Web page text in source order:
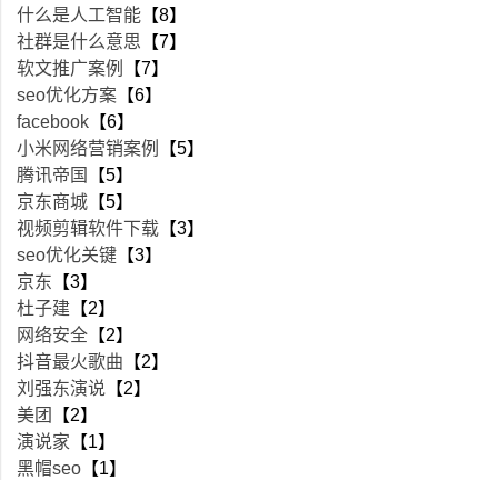
什么是人工智能 【8】
社群是什么意思 【7】
软文推广案例
【7】
seo优化方案 【6】
facebook 【6】
小米网络营销案例
【5】
腾讯帝国
【5】
京东商城 【5】
视频剪辑软件下载 【3】
seo优化关键 【3】
京东 【3】
杜子建 【2】
网络安全 【2】
抖音最火歌曲 【2】
刘强东演说 【2】
美团
【2】
演说家 【1】
黑帽seo 【1】